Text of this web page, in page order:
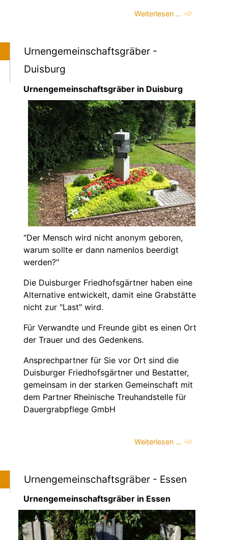
Weiterlesen …
Urnengemeinschaftsgräber -
Duisburg
Urnengemeinschaftsgräber in Duisburg
"Der Mensch wird nicht anonym geboren,
warum sollte er dann namenlos beerdigt
werden?"
Die Duisburger Friedhofsgärtner haben eine
Alternative entwickelt, damit eine Grabstätte
nicht zur "Last" wird.
Für Verwandte und Freunde gibt es einen Ort
der Trauer und des Gedenkens.
Ansprechpartner für Sie vor Ort sind die
Duisburger Friedhofsgärtner und Bestatter,
gemeinsam in der starken Gemeinschaft mit
dem Partner Rheinische Treuhandstelle für
Dauergrabpflege GmbH
Weiterlesen …
Urnengemeinschaftsgräber - Essen
Urnengemeinschaftsgräber in Essen